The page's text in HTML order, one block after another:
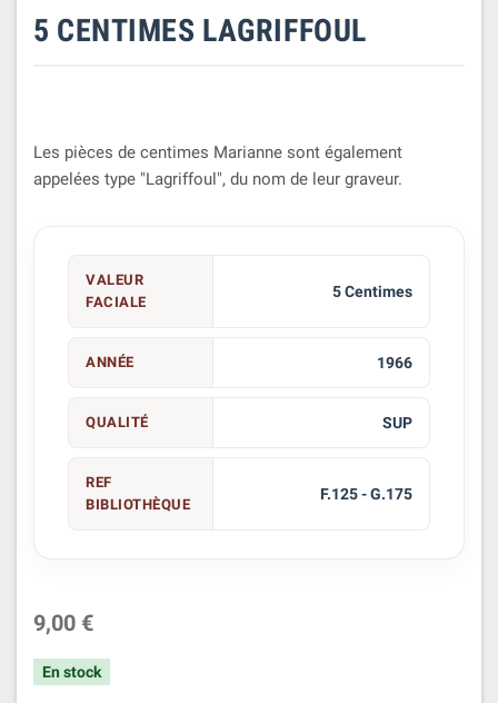
5 CENTIMES LAGRIFFOUL
Les pièces de centimes Marianne sont également
appelées type "Lagriffoul", du nom de leur graveur.
VALEUR
FACIALE
5 Centimes
ANNÉE 1966
QUALITÉ SUP
REF
BIBLIOTHÈQUE
F.125 - G.175
9,00 €
En stock